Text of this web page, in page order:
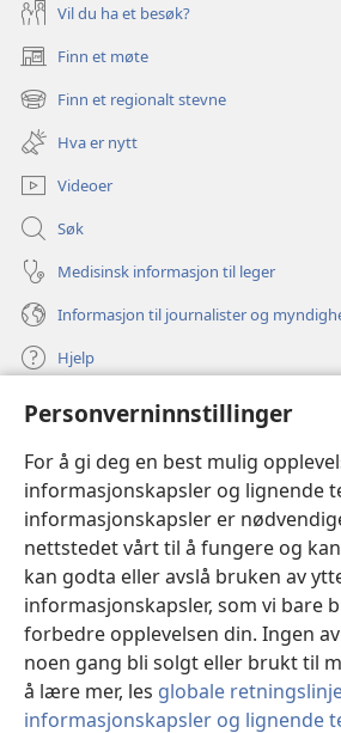
Personverninnstillinger
For å gi deg en best mulig
informasjonskapsler og lignende
informasjonskapsler er
nettstedet vårt til å fungere og
kan godta eller avslå bruken av
informasjonskapsler, som vi bare
forbedre opplevelsen din. Ingen
noen gang bli solgt eller brukt til
å lære mer, les globale
informasjonskapsler og lignende
Vil du ha et besøk?
Finn et møte
(åpner
nytt
vindu)
Finn et regionalt stevne
(åpner
nytt
vindu)
Hva er nytt
Videoer
Søk
Medisinsk informasjon til leger
Informasjon til journalister og
Hjelp
Bidrag
(åpner
nytt
vindu)Watchtower ONLINE LIBRARY™
(åpner
nytt
vindu) JW Hub ®
(åpner
nytt
vindu)JW Library ®
Watchtower Library